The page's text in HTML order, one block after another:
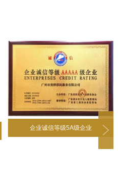
企业诚信等级5A级企业